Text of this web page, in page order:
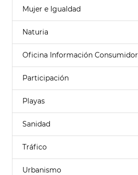
Mujer e Igualdad
Naturia
Oficina Información Consumidor
Participación
Playas
Sanidad
Tráfico
Urbanismo